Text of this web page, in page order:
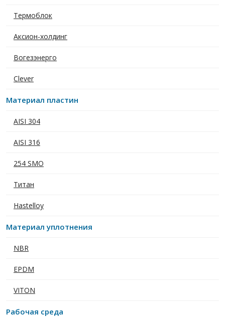
Термоблок
Аксион-холдинг
Вогезэнерго
Clever
Материал пластин
AISI 304
AISI 316
254 SMO
Титан
Hastelloy
Материал уплотнения
NBR
EPDM
VITON
Рабочая среда